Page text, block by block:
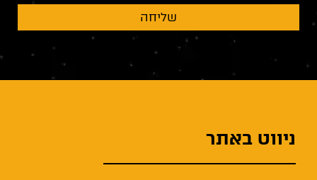
שליחה
ניווט באתר